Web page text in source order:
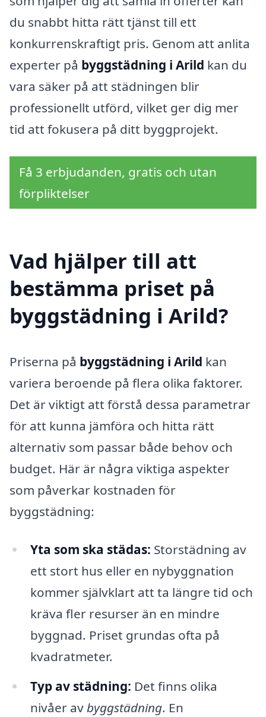
du snabbt hitta rätt tjänst till ett
konkurrenskraftigt pris. Genom att anlita
experter på byggstädning i Arild kan du
vara säker på att städningen blir
professionellt utförd, vilket ger dig mer
tid att fokusera på ditt byggprojekt.
Få 3 erbjudanden, gratis och utan
förpliktelser
Vad hjälper till att
bestämma priset på
byggstädning i Arild?
Priserna på byggstädning i Arild kan
variera beroende på flera olika faktorer.
Det är viktigt att förstå dessa parametrar
för att kunna jämföra och hitta rätt
alternativ som passar både behov och
budget. Här är några viktiga aspekter
som påverkar kostnaden för
byggstädning:
Yta som ska städas: Storstädning av
ett stort hus eller en nybyggnation
kommer självklart att ta längre tid och
kräva fler resurser än en mindre
byggnad. Priset grundas ofta på
kvadratmeter.
Typ av städning: Det finns olika
nivåer avbyggstädning. En